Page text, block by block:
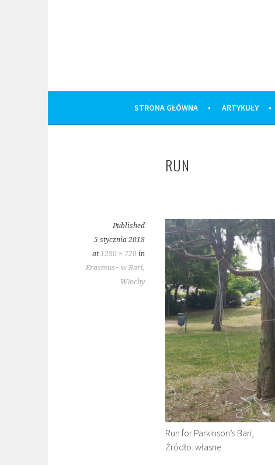
STRONA GŁÓWNA ARTYKUŁY
RUN
Published
5 stycznia 2018
at1280 × 720 in
Erasmus+ w Bari,
Włochy
Run for Parkinson’s Bari,
Źródło: własne